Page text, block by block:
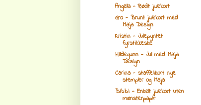
Angella - Rødt julekort
Gro - Brunt julekort med
Maja Design
Kristin - Julepyntet
fyrstikkeske
Hildegunn - Jul med Maja
Design
Carina - staffelikort nye
stempler og Maja
Bibbi - Enkelt julekort uten
mønsterpapir